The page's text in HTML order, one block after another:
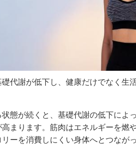
代謝が低下し、健康だけでなく生
態が続くと、基礎代謝の低下によ
まります。筋肉はエネルギーを燃
ーを消費しにくい身体へとつなが